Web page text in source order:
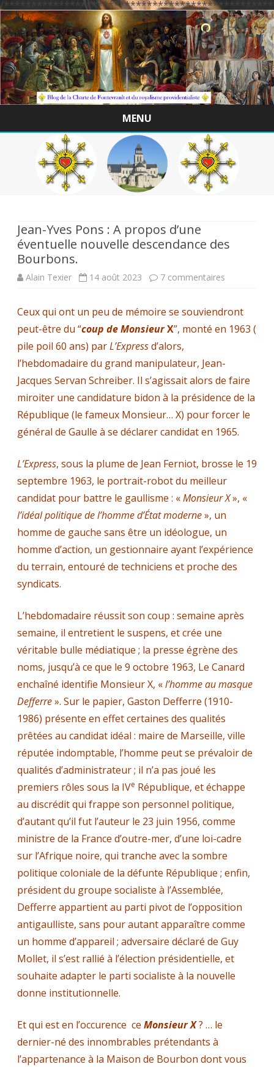
/
MENU
Skip
to
content
Jean-Yves Pons : A propos d’une
éventuelle nouvelle descendance des
Bourbons.
Alain Texier 14 août 2023 7 commentaires
Yves
:
A
propos
d’une
nouvelle
des
Bourbons.
Ceux qui ont un peu de mémoire se souviendront
peut-être du “coup de MonsieurX”, monté en 1963 (
pile poil 60 ans) parL’Expressd’alors,
l’hebdomadaire du grand manipulateur, Jean-
Jacques Servan Schreiber. Il s’agissait alors de faire
miroiter une candidature bidon à la présidence de la
République (le fameux Monsieur… X) pour forcer le
général de Gaulle à se déclarer candidat en 1965.
L’Express, sous la plume de Jean Ferniot, brosse le 19
septembre 1963, le portrait-robot du meilleur
candidat pour battre le gaullisme : «Monsieur X», «
l’idéal politique de l’homme d’État moderne», un
homme de gauche sans être un idéologue, un
homme d’action, un gestionnaire ayant l’expérience
du terrain, entouré de techniciens et proche des
syndicats.
L’hebdomadaire réussit son coup : semaine après
semaine, il entretient le suspens, et crée une
véritable bulle médiatique ; la presse égrène des
noms, jusqu’à ce que le 9 octobre 1963, Le Canard
enchaîné identifie Monsieur X, «l’homme au masque
Defferre». Sur le papier, Gaston Defferre (1910-
1986) présente en effet certaines des qualités
prêtées au candidat idéal : maire de Marseille, ville
réputée indomptable, l’homme peut se prévaloir de
qualités d’administrateur ; il n’a pas joué les
premiers rôles sous la IVe République, et échappe
au discrédit qui frappe son personnel politique,
d’autant qu’il fut l’auteur le 23 juin 1956, comme
ministre de la France d’outre-mer, d’une loi-cadre
sur l’Afrique noire, qui tranche avec la sombre
politique coloniale de la défunte République ; enfin,
président du groupe socialiste à l’Assemblée,
Defferre appartient au parti pivot de l’opposition
antigaulliste, sans pour autant apparaître comme
un homme d’appareil ; adversaire déclaré de Guy
Mollet, il s’est rallié à l’élection présidentielle, et
souhaite adapter le parti socialiste à la nouvelle
donne institutionnelle.
Et qui est en l’occurence ce Monsieur X? … le
dernier-né des innombrables prétendants à
l’appartenance à la Maison de Bourbon dont vous